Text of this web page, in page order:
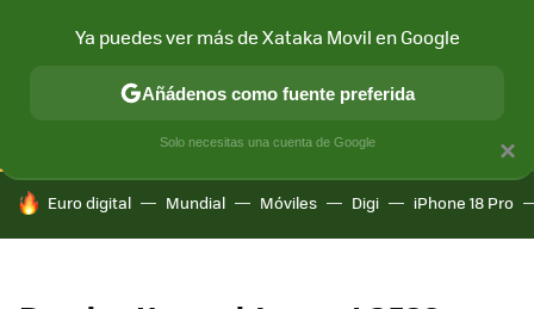
CONECTIVIDAD MÓVIL Y SOCIEDAD APLICACIONES
HOY SE HABLA DE
Euro digital Mundial Móviles Digi iPhone 18 Pro
×
Ya puedes ver más de Xataka Movil en Google
Añádenos como fuente preferida
Solo necesitas una cuenta de Google